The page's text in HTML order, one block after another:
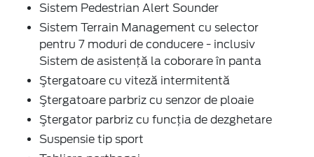
Sistem Pedestrian Alert Sounder
Sistem Terrain Management cu selector
pentru 7 moduri de conducere - inclusiv
Sistem de asistență la coborare în panta
Ştergatoare cu viteză intermitentă
Ştergatoare parbriz cu senzor de ploaie
Ştergator parbriz cu funcţia de dezghetare
Suspensie tip sport